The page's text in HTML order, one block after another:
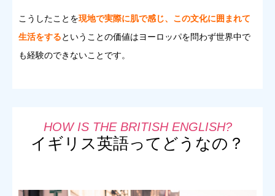
こうしたことを現地で実際に肌で感じ、この文化に囲まれて
生活をするということの価値はヨーロッパを問わず世界中で
も経験のできないことです。
イギリス英語ってどうなの？